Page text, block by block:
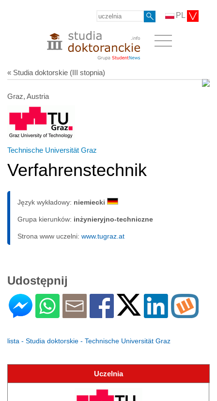
PL
« Studia doktorskie (III stopnia)
Graz, Austria
Technische Universität Graz
Verfahrenstechnik
Język wykładowy: niemiecki
Grupa kierunków: inżynieryjno-techniczne
Strona www uczelni: www.tugraz.at
Udostępnij
lista - Studia doktorskie - Technische Universität Graz
Uczelnia